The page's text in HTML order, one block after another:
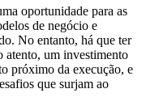
oportunidade para as
de negócio e
No entanto, há que ter
atento, um investimento
próximo da execução, e
que surjam ao